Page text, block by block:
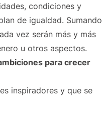
condiciones y
de igualdad. Sumando
vez serán más y más
u otros aspectos.
para crecer
inspiradores y que se